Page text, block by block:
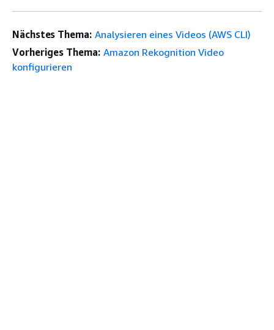
Nächstes Thema: Analysieren eines Videos (AWS CLI)
Vorheriges Thema: Amazon Rekognition Video
konfigurieren